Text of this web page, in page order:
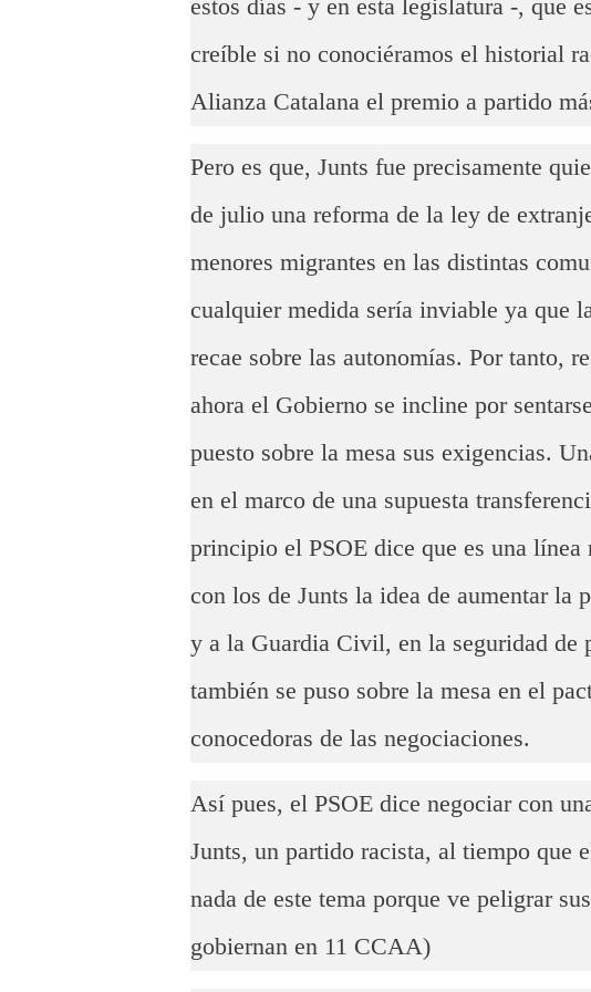
estos días - y en esta legislatura -, que
creíble si no conociéramos el historial
Alianza Catalana el premio a partido
Pero es que, Junts fue precisamente
de julio una reforma de la ley de
menores migrantes en las distintas
cualquier medida sería inviable ya que
recae sobre las autonomías. Por tanto,
ahora el Gobierno se incline por
puesto sobre la mesa sus exigencias.
en el marco de una supuesta
principio el PSOE dice que es una
con los de Junts la idea de aumentar la
y a la Guardia Civil, en la seguridad de
también se puso sobre la mesa en el
conocedoras de las negociaciones.
Así pues, el PSOE dice negociar con
Junts, un partido racista, al tiempo que
nada de este tema porque ve peligrar
gobiernan en 11 CCAA)